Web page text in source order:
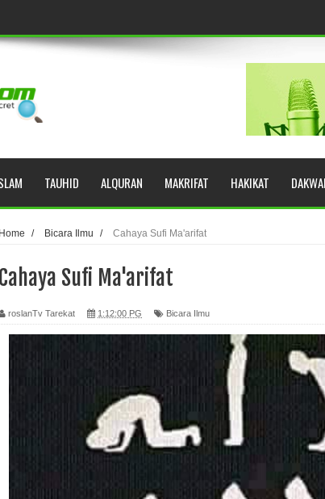
Luang
IBNU ‘AṬĀ’ILLĀH - Peringkat-peringkat Zikir
SUFI PERTAMA DI ZAMAN RASULULLAH SAW?
ARABI) DAN WAHDATUS SYUHUD (AHMAD SIRHINDI)
AHL AL-SUNNAH WAL JAMA'AH: BUKAN SEKADAR MELIHAT,
TINGGI TASAWWUF*
BACAAN SURAT AL-FATIHAHNYA TIDAK FASIH. TAPI SINGA
TUKANG SIHIR? JANGAN MUDAH TERPESONA, JANGAN
CINTA MENEMUKAN JALAN PULANG
APABILA ALLAH MENYEMBUHKAN HATI, JIWA TURUT MENJADI
TAUHID ALQURAN MAKRIFAT HAKIKAT
Home / Bicara Ilmu / Cahaya Sufi Ma'arifat
Cahaya Sufi Ma'arifat
roslanTv Tarekat 1:12:00 PG Bicara Ilmu